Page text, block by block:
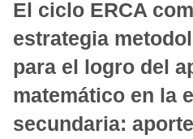
El ciclo ERCA
estrategia
para el logro del
matemático en la
secundaria: